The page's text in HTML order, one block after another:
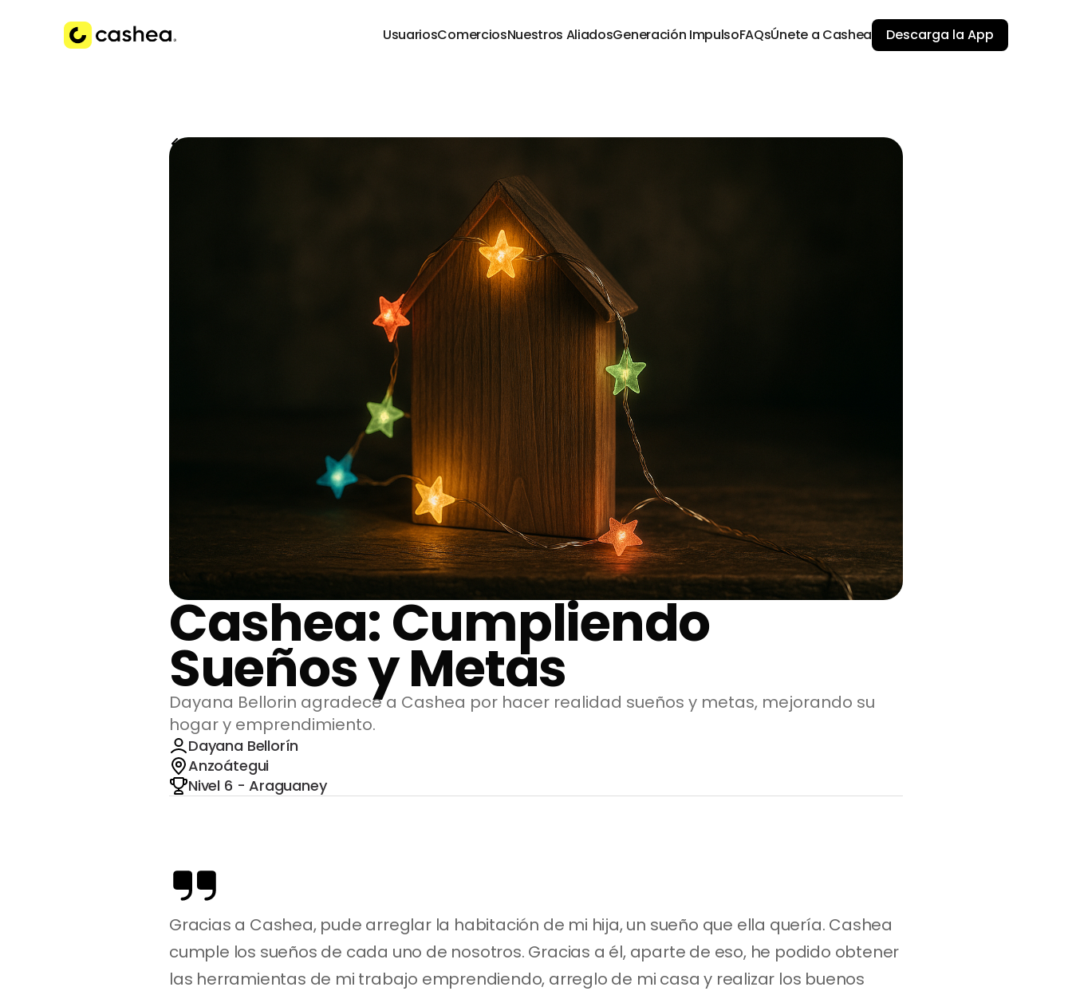
UsuariosComerciosNuestros AliadosGeneración ImpulsoFAQsÚnete a Cashea Descarga la App
Volver a Historias
Cashea: Cumpliendo
Sueños y Metas
Dayana Bellorin agradece a Cashea por hacer realidad sueños y metas, mejorando su
hogar y emprendimiento.
Dayana Bellorín
Anzoátegui
Nivel 6 - Araguaney
Gracias a Cashea, pude arreglar la habitación de mi hija, un sueño que ella quería. Cashea
cumple los sueños de cada uno de nosotros. Gracias a él, aparte de eso, he podido obtener
las herramientas de mi trabajo emprendiendo, arreglo de mi casa y realizar los buenos